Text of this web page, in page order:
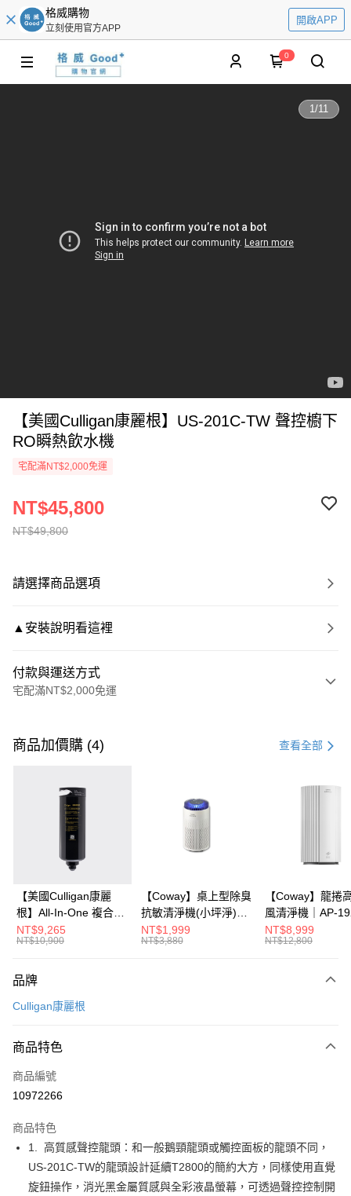
格威購物
立刻使用官方APP
開啟APP
0
1/11
【美國Culligan康麗根】US-201C-TW 聲控櫥下
RO瞬熱飲水機
宅配滿NT$2,000免運
NT$49,800
NT$45,800
請選擇商品選項
▲安裝說明看這裡
付款與運送方式
宅配滿NT$2,000免運
信用卡一次付款
3 期 0 利率 每期
合作金庫商業銀行
華南商業銀行
彰化商業銀行
上海商業儲蓄銀行
台北富邦商業銀行
國泰世華商業銀行
臺灣中小企業銀行
台中商業銀行
匯豐（台灣）商業銀行
華泰商業銀行
遠東國際商業銀行
元大商業銀行
台灣樂天信用卡公司
6 期 0 利率 每期
第一商業銀行
華南商業銀行
國泰世華商業銀行
兆豐國際商業銀行
臺灣中小企業銀行
台中商業銀行
匯豐（台灣）商業銀行
聯邦商業銀行
玉山商業銀行
台灣樂天信用卡公司
12 期 0 利率 每期
合作金庫商業銀行
上海商業儲蓄銀行
台北富邦商業銀行
國泰世華商業銀行
兆豐國際商業銀行
臺灣中小企業銀行
元大商業銀行
玉山商業銀行
24 期 0 利率 每期 20家銀行
合作金庫商業銀行
第一商業銀行
華南商業銀行
彰化商業銀行
上海商業儲蓄銀行
兆豐國際商業銀行
華泰商業銀行
遠東國際商業銀行
永豐商業銀行
中國信託商業銀行
30 期 0 利率 每期 NT$1,526 7家銀行
合作金庫商業銀行
彰化商業銀行
華泰商業銀行
元大商業銀行
LINE Pay
Apple Pay
大哥付你分期
【大哥付你分期使用說明】
2.付款方式選擇「大哥付你分期」，訂單成立後會自動跳轉到大哥付的交易
流程，驗證手機門號後，選擇欲分期的期數、繳款截止日，確認付款後即完
成交易。
3.實際核准額度、可分期數及費用金額請依後續交易確認頁面所載為準。
4.訂單成立30分鐘內，如未前往確認交易或遇審核未通過，訂單將自動取
法說明評估內容。
【繳款方式說明】
1.分期款項不併入電信帳單，「大哥付你分期」於每月結算日後寄送繳費提
醒簡訊。
2.透過簡訊連結打開帳單後，可選擇「超商條碼／台灣大直營門市／銀行轉
宅配
商品加價購 (4) 查看全部
【美國Culligan康麗
根】All-In-One 複合式
逆滲透濾芯(含RFID)
NT$9,265
NT$10,900
【Coway】桌上型除臭
抗敏清淨機(小坪淨)｜
AP-0425C
NT$1,999
NT$3,880
【Coway】龍捲
風清淨機｜AP-
NT$8,999
NT$12,800
品牌
Culligan康麗根
商品特色
商品編號
10972266
商品特色
1. 高質感聲控龍頭：和一般鵝頸龍頭或觸控面板的龍頭不同，
US-201C-TW的龍頭設計延續T2800的簡約大方，同樣使用直覺
旋鈕操作，消光黑金屬質感與全彩液晶螢幕，可透過聲控控制開